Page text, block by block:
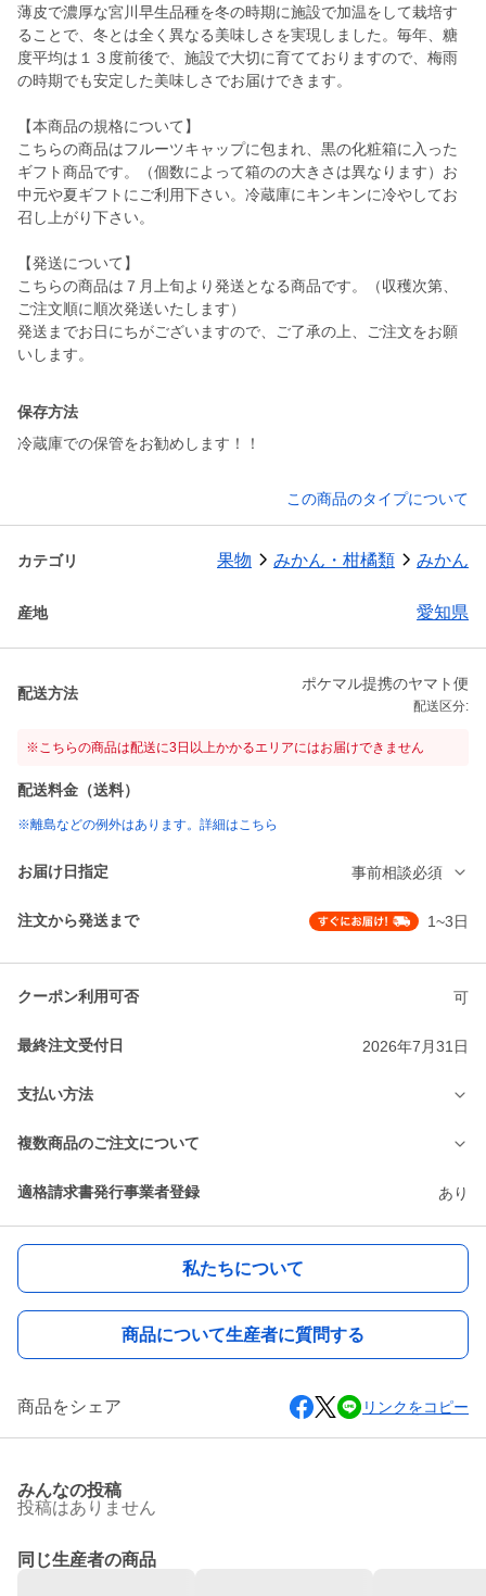
薄皮で濃厚な宮川早生品種を冬の時期に施設で加温をして栽培す
ることで、冬とは全く異なる美味しさを実現しました。毎年、糖
度平均は１３度前後で、施設で大切に育てておりますので、梅雨
の時期でも安定した美味しさでお届けできます。
【本商品の規格について】
こちらの商品はフルーツキャップに包まれ、黒の化粧箱に入った
ギフト商品です。（個数によって箱のの大きさは異なります）お
中元や夏ギフトにご利用下さい。冷蔵庫にキンキンに冷やしてお
召し上がり下さい。
【発送について】
こちらの商品は７月上旬より発送となる商品です。（収穫次第、
ご注文順に順次発送いたします）
発送までお日にちがございますので、ご了承の上、ご注文をお願
いします。
保存方法
冷蔵庫での保管をお勧めします！！
この商品のタイプについて
カテゴリ 果物 みかん・柑橘類 みかん
産地 愛知県
配送方法
ポケマル提携のヤマト便
配送区分:
※こちらの商品は配送に3日以上かかるエリアにはお届けできません
配送料金（送料）
※離島などの例外はあります。詳細はこちら
お届け日指定 事前相談必須
注文から発送まで 1~3日
クーポン利用可否 可
最終注文受付日 2026年7月31日
支払い方法
複数商品のご注文について
適格請求書発行事業者登録 あり
私たちについて
商品について生産者に質問する
商品をシェア リンクをコピー
みんなの投稿
投稿はありません
同じ生産者の商品